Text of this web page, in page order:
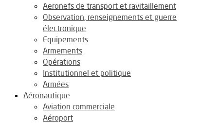
Aeronefs de transport et ravitaillement
Observation, renseignements et guerre
électronique
Equipements
Armements
Opérations
Institutionnel et politique
Armées
Aéronautique
Aviation commerciale
Aéroport